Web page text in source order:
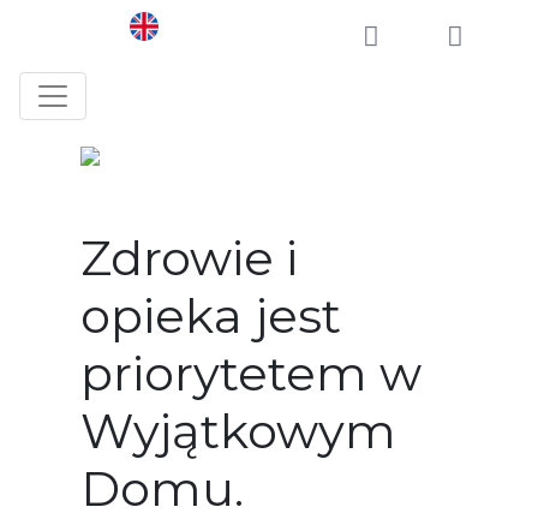
Toggle navigation
Zdrowie i
opieka jest
priorytetem w
Wyjątkowym
Domu.